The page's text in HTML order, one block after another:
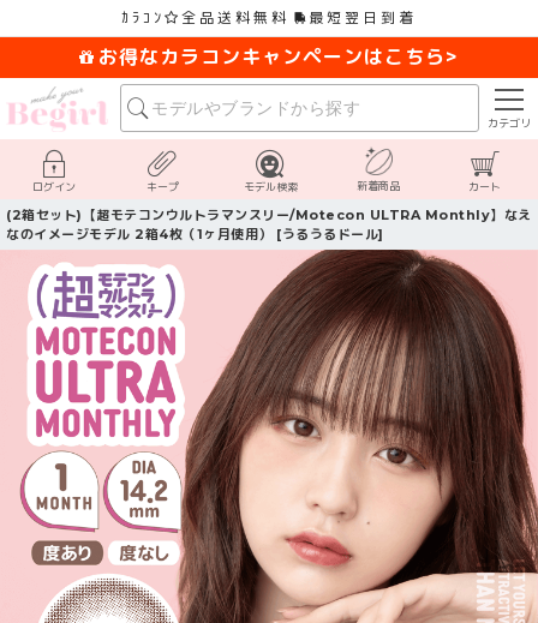
ｶﾗｺﾝ 全品送料無料 最短翌日到着
お得なカラコンキャンペーンはこちら>
カテゴリ
ログイン キープ モデル検索 新着商品 カート
(2箱セット)【超モテコンウルトラマンスリー/Motecon ULTRA Monthly】なえ
なのイメージモデル 2箱4枚（1ヶ月使用） [うるうるドール]